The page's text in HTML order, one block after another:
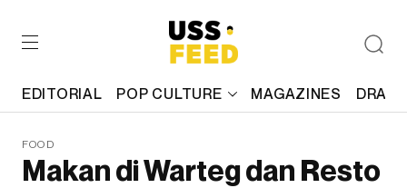
EDITORIAL POP CULTURE MAGAZINES
FOOD
Makan di Warteg dan Resto